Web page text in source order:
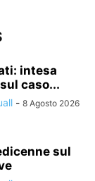
intesa
caso...
- 8 Agosto 2026
sul